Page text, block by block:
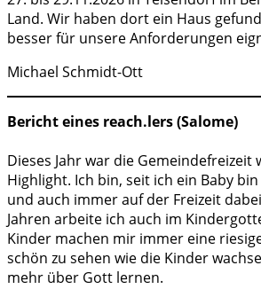
Land. Wir haben dort ein Haus
besser für unsere Anforderungen
Michael Schmidt-Ott
Bericht eines reach.lers (Salome)
Dieses Jahr war die Gemeindefreizeit
Highlight. Ich bin, seit ich ein Baby
und auch immer auf der Freizeit
Jahren arbeite ich auch im
Kinder machen mir immer eine
schön zu sehen wie die Kinder
mehr über Gott lernen.